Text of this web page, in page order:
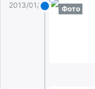
2013/01/27 Фото